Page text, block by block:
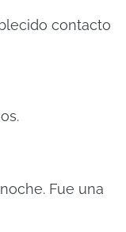
contacto
Fue una